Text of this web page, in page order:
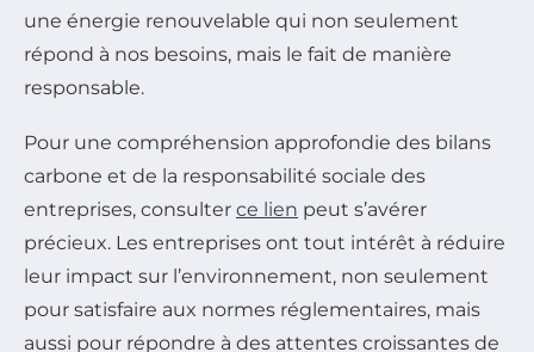
une énergie renouvelable qui non seulement
répond à nos besoins, mais le fait de manière
responsable.
Pour une compréhension approfondie des bilans
carbone et de la responsabilité sociale des
entreprises, consulter ce lien peut s’avérer
précieux. Les entreprises ont tout intérêt à réduire
leur impact sur l’environnement, non seulement
pour satisfaire aux normes réglementaires, mais
aussi pour répondre à des attentes croissantes de